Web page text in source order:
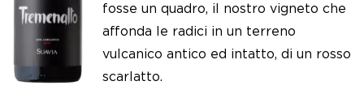
fosse un quadro, il nostro vigneto che
affonda le radici in un terreno
vulcanico antico ed intatto, di un rosso
scarlatto.